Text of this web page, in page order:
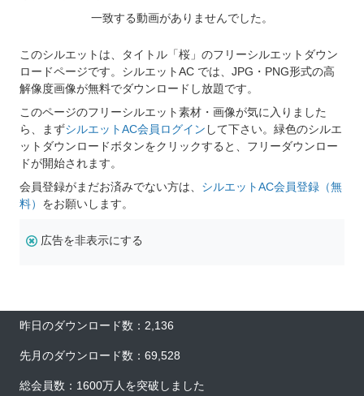
一致する動画がありませんでした。
このシルエットは、タイトル「桜」のフリーシルエットダウン
ロードページです。シルエットAC では、JPG・PNG形式の高
解像度画像が無料でダウンロードし放題です。
このページのフリーシルエット素材・画像が気に入りました
ら、まずシルエットAC会員ログイン して下さい。緑色のシルエ
ットダウンロードボタンをクリックすると、フリーダウンロー
ドが開始されます。
会員登録がまだお済みでない方は、 シルエットAC会員登録（無
料） をお願いします。
広告を非表示にする
昨日のダウンロード数：2,136
先月のダウンロード数：69,528
総会員数：1600万人を突破しました